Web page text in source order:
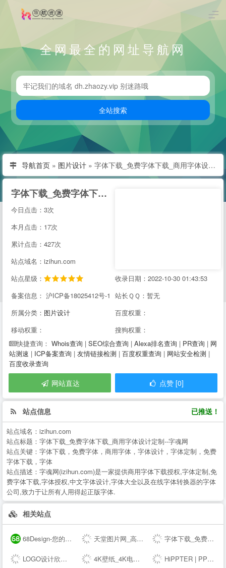
全网最全的网址导航网
导航首页 » 图片设计 » 字体下载_免费字体下载_商用字体设计定制--字魂网
字体下载_免费字体下载_商用字体设计定制--字魂网
今日点击：3次
本月点击：17次
累计点击：427次
站点域名：izihun.com
站点星级：
收录日期：2022-10-30 01:43:53
备案信息： 沪ICP备18025412号-1 站长ＱＱ：暂无
所属分类： 图片设计
百度权重：
移动权重：
搜狗权重：
快捷查询： Whois查询 | SEO综合查询 | Alexa排名查询 | PR查询 | 网
站测速 | ICP备案查询 | 友情链接检测 | 百度权重查询 | 网站安全检测 |
百度收录查询
网站直达 点赞 [0]
站点信息 已推送！
站点域名： izihun.com
站点标题： 字体下载_免费字体下载_商用字体设计定制--字魂网
站点关键： 字体下载，免费字体，商用字体，字体设计，字体定制，免费
字体下载，字体
站点描述： 字魂网(izihun.com)是一家提供商用字体下载授权,字体定制,免
费字体下载,字体授权,中文字体设计,字体大全以及在线字体转换器的字体
公司,致力于让所有人用得起正版字体.
相关站点
68Design-您的线上设计部，找设计师远程工作专业平台 天堂图片网_高清无水印图片大全，唯美图片、桌面壁纸、高清图片素材大全 字体下载_免费字体下载_商用字体设计定制--字魂网
LOGO设计欣赏_国外标志设计欣赏 - LOGO圈 4K壁纸_4K电脑壁纸_4K高清壁纸下载_4K,5K,6K,7K,8K壁纸图片素材_彼岸图网 HiPPTER | PPT资源导航 | PPT模板图表等设计素材免费下载